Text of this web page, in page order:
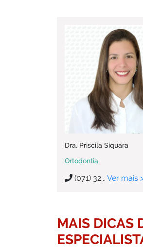
Dra. Priscila Siquara
Ortodontia
(071) 32... Ver mais
MAIS DICAS